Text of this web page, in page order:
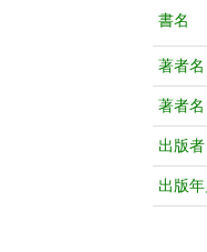
書名
著者名
著者名
出版者
出版年